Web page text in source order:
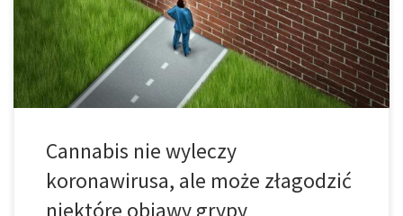
gospodarczymi i pandemią nowego koronawirusa. Wszystko to
zachęca szanujących się entuzjastów marihuany do urozmaicenia
swoich apteczek. Oczywiście nie […]
Cannabis nie wyleczy
koronawirusa, ale może złagodzić
niektóre objawy grypy